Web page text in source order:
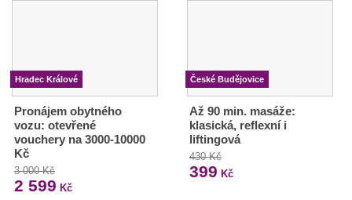
Hradec Králové
Pronájem obytného
vozu: otevřené
vouchery na 3000-10000
Kč
3 000 Kč
2 599 Kč
České Budějovice
Až 90 min. masáže:
klasická, reflexní i
liftingová
430 Kč
399 Kč